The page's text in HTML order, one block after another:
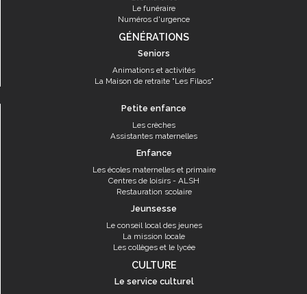
Le funéraire
Numéros d'urgence
GÉNÉRATIONS
Seniors
Animations et activités
La Maison de retraite "Les Filaos"
Petite enfance
Les crèches
Assistantes maternelles
Enfance
Les écoles maternelles et primaire
Centres de loisirs - ALSH
Restauration scolaire
Jeunsesse
Le conseil local des jeunes
La mission locale
Les collèges et le lycée
CULTURE
Le service culturel